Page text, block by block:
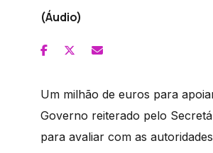
(Áudio)
Um milhão de euros para
Governo reiterado pelo
para avaliar com as